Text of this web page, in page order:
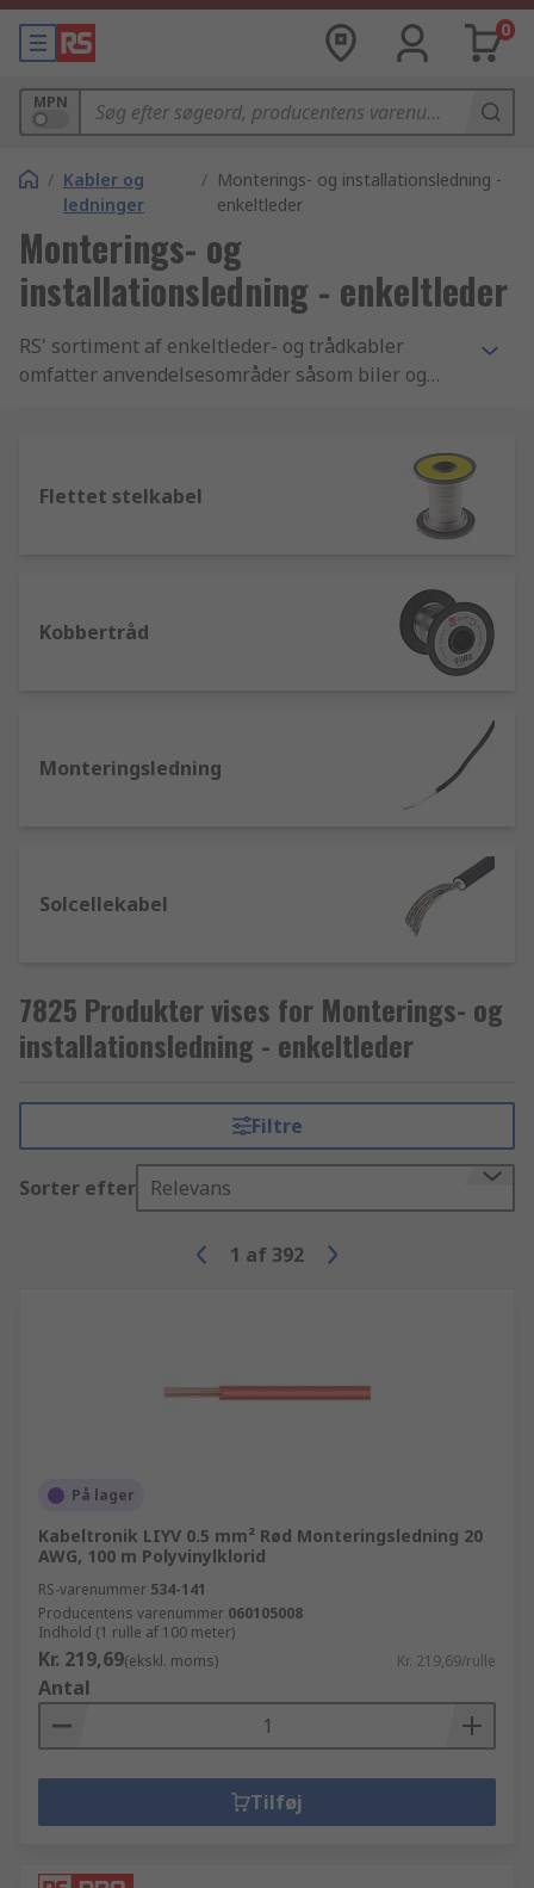
0
MPN
/ Kabler og
ledninger
/ Monterings- og installationsledning -
enkeltleder
Monterings- og
installationsledning - enkeltleder
RS' sortiment af enkeltleder- og trådkabler
omfatter anvendelsesområder såsom biler og
ledningskabler samt tri-rated kabler. Du finder
også et omfattende sortiment af ledninger,
herunder til biler, med termoelement, flettede, i
Flettet stelkabel
Kobbertråd
Monteringsledning
Solcellekabel
7825 Produkter vises for Monterings- og
installationsledning - enkeltleder
Filtre
Sorter efter Relevans
1 af 392
På lager
Kabeltronik LIYV 0.5 mm² Rød Monteringsledning 20
AWG, 100 m Polyvinylklorid
RS-varenummer 534-141
Producentens varenummer 060105008
Indhold (1 rulle af 100 meter)
Kr. 219,69(ekskl. moms) Kr. 219,69/rulle
Antal
Tilføj